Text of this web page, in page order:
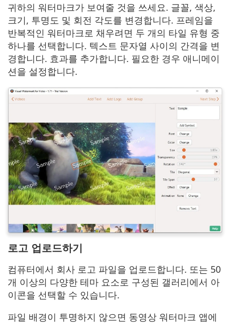
귀하의 워터마크가 보여줄 것을 쓰세요. 글꼴, 색상,
크기, 투명도 및 회전 각도를 변경합니다. 프레임을
반복적인 워터마크로 채우려면 두 개의 타일 유형 중
하나를 선택합니다. 텍스트 문자열 사이의 간격을 변
경합니다. 효과를 추가합니다. 필요한 경우 애니메이
션을 설정합니다.
로고 업로드하기
컴퓨터에서 회사 로고 파일을 업로드합니다. 또는 50
개 이상의 다양한 테마 요소로 구성된 갤러리에서 아
이콘을 선택할 수 있습니다.
파일 배경이 투명하지 않으면 동영상 워터마크 앱에